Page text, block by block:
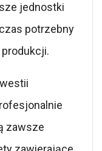
jednostki
potrzebny
zawsze